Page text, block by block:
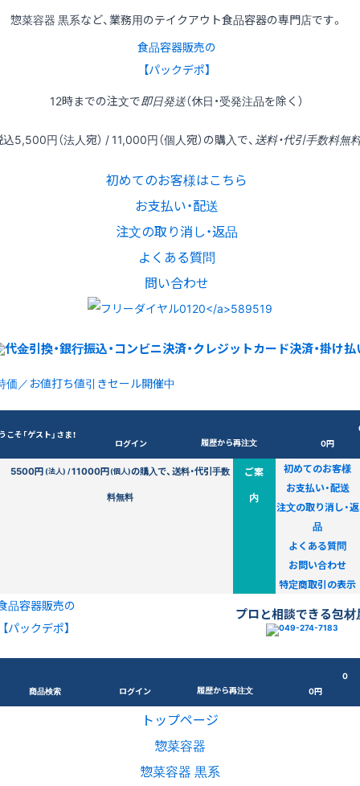
惣菜容器 黒系など、業務用のテイクアウト食品容器の専門店です。
食品容器販売の
【パックデポ】
12時までの注文で即日発送（休日・受発注品を除く）
込5,500円（法人宛） / 11,000円（個人宛）の購入で、 送料・代引手数料無
初めてのお客様はこちら
お支払い・配送
注文の取り消し・返品
よくある質問
問い合わせ
価／お値打ち値引きセール開催中
こそ「ゲスト」さま！
ログイン 履歴から再注文
0円
5500円(法人) /11000円(個人)の購入で、送料・代引手数
料無料
ご案
内
初めてのお客様
お支払い・配送
注文の取り消し・返
品
よくある質問
お問い合わせ
特定商取引の表示
品容器販売の
【パックデポ】
プロと相談できる包材
商品検索 ログイン 履歴から再注文
0
0円
トップページ
惣菜容器
惣菜容器 黒系